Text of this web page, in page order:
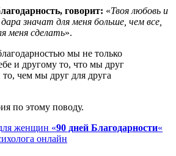
говорит: «Твоя любовь и
значат для меня больше, чем все,
меня сделать».
мы не толь­ко
и другому то, что мы друг
чем мы друг для друга
по этому поводу.
женщин «90 дней Благодарности«
онлайн